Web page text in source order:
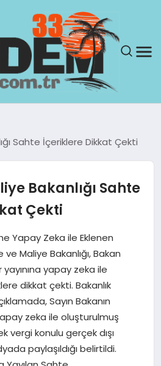
Sahte İçeriklere Dikkat Çekti
Bakanlığı Sahte
Çekti
Yapay Zeka ile Eklenen
Maliye Bakanlığı, Bakan
yapay zeka ile
dikkat çekti. Bakanlık
Sayın Bakanın
zeka ile oluşturulmuş
vergi konulu gerçek dışı
paylaşıldığı belirtildi.